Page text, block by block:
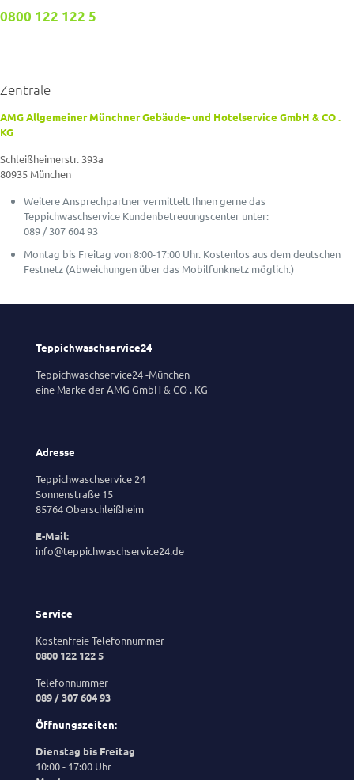
0800 122 122 5
Zentrale
AMG Allgemeiner Münchner Gebäude- und Hotelservice GmbH & CO .
KG
Schleißheimerstr. 393a
80935 München
Weitere Ansprechpartner vermittelt Ihnen gerne das
Teppichwaschservice Kundenbetreuungscenter unter:
089 / 307 604 93
Montag bis Freitag von 8:00-17:00 Uhr. Kostenlos aus dem deutschen
Festnetz (Abweichungen über das Mobilfunknetz möglich.)
Teppichwaschservice24
Teppichwaschservice24 -München
eine Marke der AMG GmbH & CO . KG
Adresse
Teppichwaschservice 24
Sonnenstraße 15
85764 Oberschleißheim
E-Mail:
info@teppichwaschservice24.de
Service
Kostenfreie Telefonnummer
0800 122 122 5
Telefonnummer
089 / 307 604 93
Öffnungszeiten:
Dienstag bis Freitag
10:00 - 17:00 Uhr